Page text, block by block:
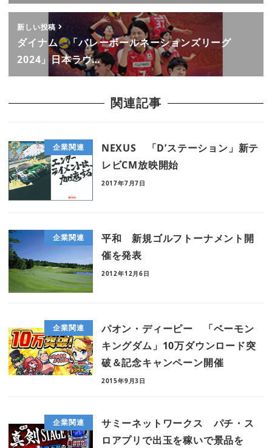
新しい投稿
ダイナム 「バレーボールネーションズリーグ
2024」日本ラウ…
関連記事
企業関連
NEXUS 「D’ステーション」新テ
レビCM放映開始
2017年7月7日
企業関連
平和 新規ゴルフトーナメント開
催を発表
2012年12月6日
企業関連
パオン・ディーピー 「ベーモン
キングダム」10万ダウンロード突
破＆記念キャンペーン開催
2015年9月3日
企業関連
サミーネットワークス パチ・ス
ロアプリで出玉を稼いで景品を